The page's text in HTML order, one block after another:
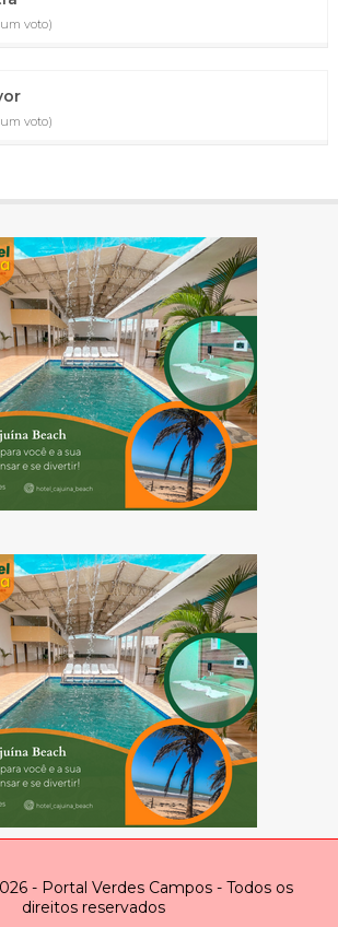
voto)
voto)
- Portal Verdes Campos - Todos os
direitos reservados